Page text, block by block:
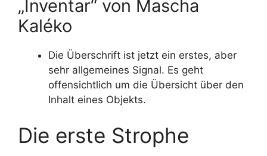
„Inventar“ von Mascha
Kaléko
Die Überschrift ist jetzt ein erstes, aber
sehr allgemeines Signal. Es geht
offensichtlich um die Übersicht über den
Inhalt eines Objekts.
Die erste Strophe